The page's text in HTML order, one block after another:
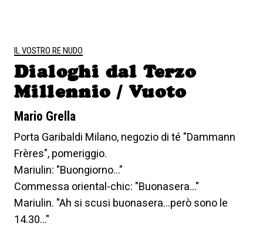
IL VOSTRO RE NUDO
Dialoghi dal Terzo
Millennio / Vuoto
Mario Grella
Porta Garibaldi Milano, negozio di té "Dammann
Frères", pomeriggio.
Mariulin: "Buongiorno..."
Commessa oriental-chic: "Buonasera..."
Mariulin. "Ah si scusi buonasera...però sono le
14.30..."